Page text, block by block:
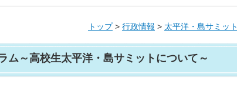
トップ> 行政情報 > 太平洋・島サミット
～高校生太平洋・島サミットについて～